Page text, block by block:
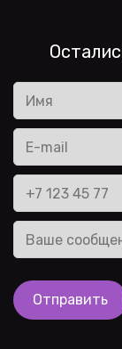
Отправить